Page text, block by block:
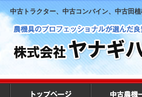
中古トラクター、中古コンバイン、中古田